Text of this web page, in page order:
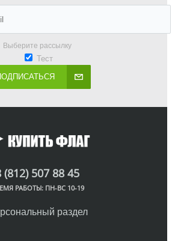
Выберите рассылку
Тест
(812) 507 88 45
РАБОТЫ: ПН-ВС 10-19
раздел